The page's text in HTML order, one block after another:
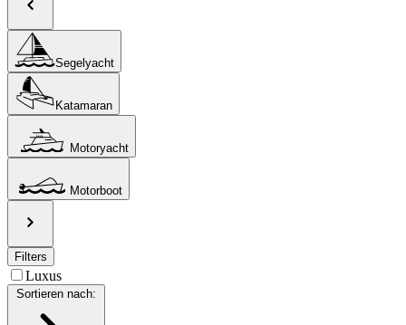
Segelyacht
Katamaran
Motoryacht
Motorboot
Filters
Luxus
Sortieren nach